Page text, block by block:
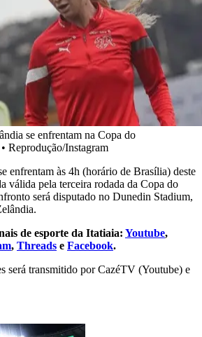
se enfrentam na Copa do
• Reprodução/Instagram
enfrentam às 4h (horário de Brasília) deste
válida pela terceira rodada da Copa do
será disputado no Dunedin Stadium,
de esporte da Itatiaia: Youtube,
, Threads e Facebook.
será transmitido por CazéTV (Youtube) e